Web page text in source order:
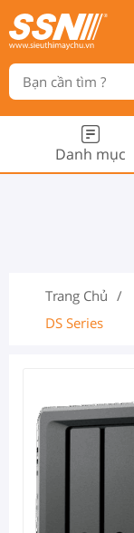
Danh mục
Trang Chủ
DS Series